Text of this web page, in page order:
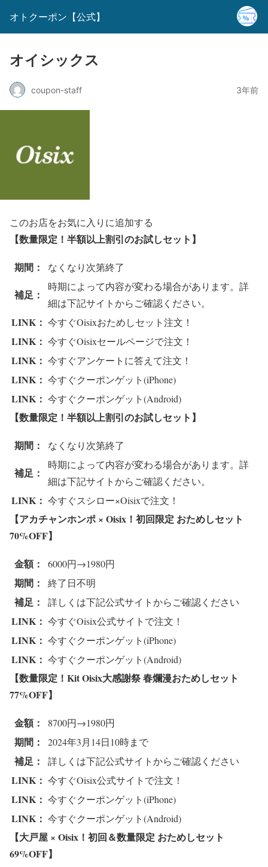
オトクーポン【公式】
オイシックス
coupon-staff 3年前
このお店をお気に入りに追加する
【数量限定！半額以上割引のお試しセット 】
期間： なくなり次第終了
補足：
時期によって内容が変わる場合があります。詳
細は下記サイトからご確認ください。
LINK： 今すぐOisixおためしセット注文！
LINK： 今すぐOisixセールページで注文！
LINK： 今すぐアンケートに答えて注文！
LINK： 今すぐクーポンゲット(iPhone)
LINK： 今すぐクーポンゲット(Android)
【数量限定！半額以上割引のお試しセット 】
期間： なくなり次第終了
補足：
時期によって内容が変わる場合があります。詳
細は下記サイトからご確認ください。
LINK： 今すぐスシロー×Oisixで注文！
【アカチャンホンポ × Oisix！初回限定 おためしセット
70%OFF】
金額： 6000円→1980円
期間： 終了日不明
補足： 詳しくは下記公式サイトからご確認ください
LINK： 今すぐOisix公式サイトで注文！
LINK： 今すぐクーポンゲット(iPhone)
LINK： 今すぐクーポンゲット(Android)
【数量限定！Kit Oisix大感謝祭 春爛漫おためしセット
77%OFF】
金額： 8700円→1980円
期間： 2024年3月14日10時まで
補足： 詳しくは下記公式サイトからご確認ください
LINK： 今すぐOisix公式サイトで注文！
LINK： 今すぐクーポンゲット(iPhone)
LINK： 今すぐクーポンゲット(Android)
【大戸屋 × Oisix！初回＆数量限定 おためしセット
69%OFF】